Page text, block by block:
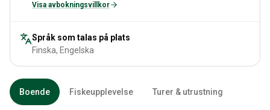
Visa avbokningsvillkor
Språk som talas på plats
Finska, Engelska
Boende Fiskeupplevelse Turer & utrustning